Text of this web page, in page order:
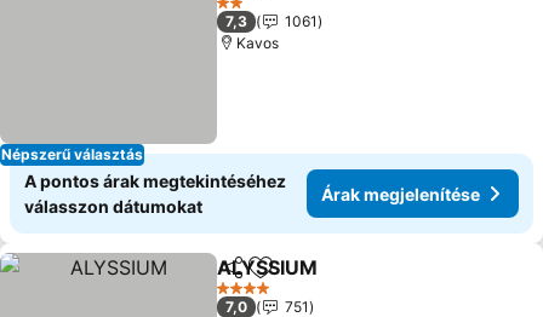
Népszerű választás
2 Kategória
7,3
1061
Kavos
A pontos árak megtekintéséhez
válasszon dátumokat
Árak megjelenítése
Megosztás
Hozzáadás a kedvencekhez
ALYSSIUM
4 Kategória
7,0
751